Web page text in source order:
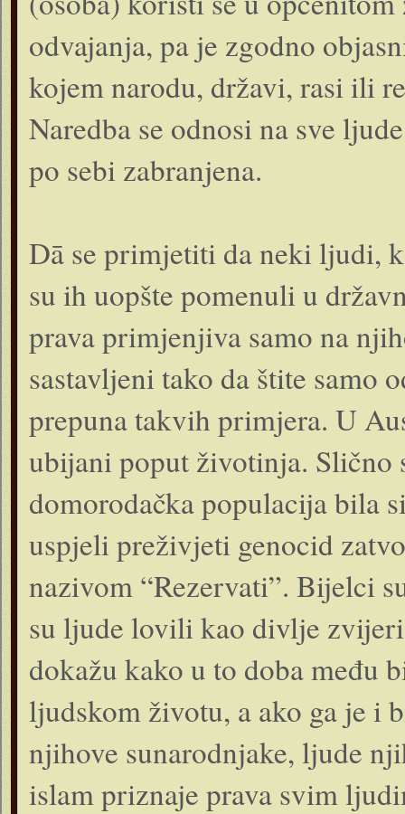
odvajanja, pa je zgodno
kojem narodu, državi, rasi ili
Naredba se odnosi na sve
po sebi zabranjena.
Dā se primjetiti da neki ljudi,
su ih uopšte pomenuli u
prava primjenjiva samo na
sastavljeni tako da štite samo
prepuna takvih primjera. U
ubijani poput životinja. Slično
domorodačka populacija bila
uspjeli preživjeti genocid
nazivom “Rezervati”. Bijelci
su ljude lovili kao divlje
dokažu kako u to doba među
ljudskom životu, a ako ga je i
njihove sunarodnjake, ljude
islam priznaje prava svim